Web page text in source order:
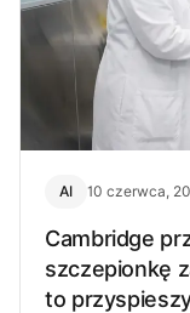
AI 10 czerwca,
Cambridge
szczepionkę
to